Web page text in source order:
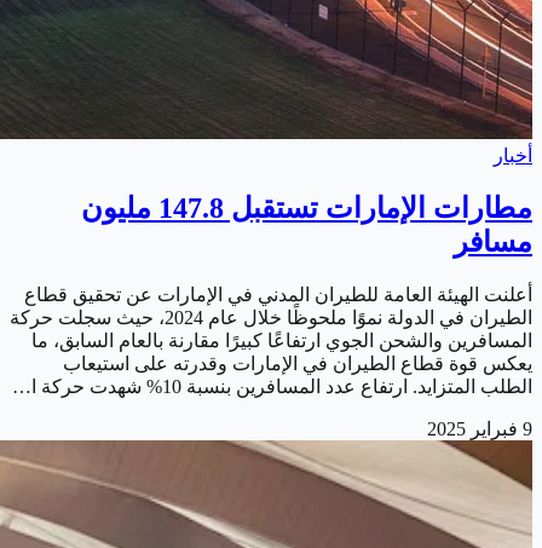
أخبار
مطارات الإمارات تستقبل 147.8 مليون
مسافر
أعلنت الهيئة العامة للطيران المدني في الإمارات عن تحقيق قطاع
الطيران في الدولة نموًا ملحوظًا خلال عام 2024، حيث سجلت حركة
المسافرين والشحن الجوي ارتفاعًا كبيرًا مقارنة بالعام السابق، ما
يعكس قوة قطاع الطيران في الإمارات وقدرته على استيعاب
الطلب المتزايد. ارتفاع عدد المسافرين بنسبة 10% شهدت حركة ا…
9 فبراير 2025